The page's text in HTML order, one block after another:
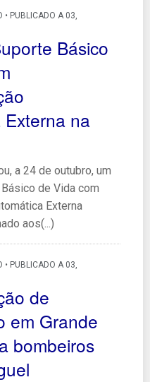
• PUBLICADO A 03,
Básico
na
a 24 de outubro, um
de Vida com
Externa
aos(...)
• PUBLICADO A 03,
de
em Grande
bombeiros